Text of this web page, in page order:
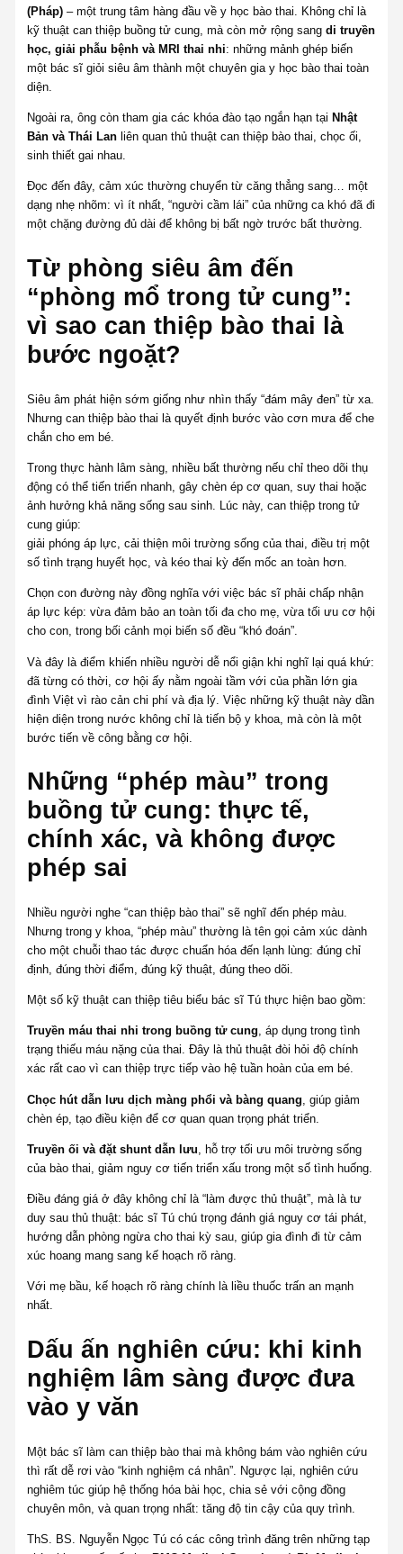
(Pháp) – một trung tâm hàng đầu về y học bào thai. Không chỉ là
kỹ thuật can thiệp buồng tử cung, mà còn mở rộng sangdi truyền
học, giải phẫu bệnh và MRI thai nhi: những mảnh ghép biến
một bác sĩ giỏi siêu âm thành một chuyên gia y học bào thai toàn
diện.
Ngoài ra, ông còn tham gia các khóa đào tạo ngắn hạn tại Nhật
Bản và Thái Lan liên quan thủ thuật can thiệp bào thai, chọc ối,
sinh thiết gai nhau.
Đọc đến đây, cảm xúc thường chuyển từ căng thẳng sang… một
dạng nhẹ nhõm: vì ít nhất, “người cầm lái” của những ca khó đã đi
một chặng đường đủ dài để không bị bất ngờ trước bất thường.
Từ phòng siêu âm đến
“phòng mổ trong tử cung”:
vì sao can thiệp bào thai là
bước ngoặt?
Siêu âm phát hiện sớm giống như nhìn thấy “đám mây đen” từ xa.
Nhưng can thiệp bào thai là quyết định bước vào cơn mưa để che
chắn cho em bé.
Trong thực hành lâm sàng, nhiều bất thường nếu chỉ theo dõi thụ
động có thể tiến triển nhanh, gây chèn ép cơ quan, suy thai hoặc
ảnh hưởng khả năng sống sau sinh. Lúc này, can thiệp trong tử
cung giúp:
giải phóng áp lực, cải thiện môi trường sống của thai, điều trị một
số tình trạng huyết học, và kéo thai kỳ đến mốc an toàn hơn.
Chọn con đường này đồng nghĩa với việc bác sĩ phải chấp nhận
áp lực kép: vừa đảm bảo an toàn tối đa cho mẹ, vừa tối ưu cơ hội
cho con, trong bối cảnh mọi biến số đều “khó đoán”.
Và đây là điểm khiến nhiều người dễ nổi giận khi nghĩ lại quá khứ:
đã từng có thời, cơ hội ấy nằm ngoài tầm với của phần lớn gia
đình Việt vì rào cản chi phí và địa lý. Việc những kỹ thuật này dần
hiện diện trong nước không chỉ là tiến bộ y khoa, mà còn là một
bước tiến về công bằng cơ hội.
Những “phép màu” trong
buồng tử cung: thực tế,
chính xác, và không được
phép sai
Nhiều người nghe “can thiệp bào thai” sẽ nghĩ đến phép màu.
Nhưng trong y khoa, “phép màu” thường là tên gọi cảm xúc dành
cho một chuỗi thao tác được chuẩn hóa đến lạnh lùng: đúng chỉ
định, đúng thời điểm, đúng kỹ thuật, đúng theo dõi.
Một số kỹ thuật can thiệp tiêu biểu bác sĩ Tú thực hiện bao gồm:
Truyền máu thai nhi trong buồng tử cung, áp dụng trong tình
trạng thiếu máu nặng của thai. Đây là thủ thuật đòi hỏi độ chính
xác rất cao vì can thiệp trực tiếp vào hệ tuần hoàn của em bé.
Chọc hút dẫn lưu dịch màng phổi và bàng quang , giúp giảm
chèn ép, tạo điều kiện để cơ quan quan trọng phát triển.
Truyền ối và đặt shunt dẫn lưu , hỗ trợ tối ưu môi trường sống
của bào thai, giảm nguy cơ tiến triển xấu trong một số tình huống.
Điều đáng giá ở đây không chỉ là “làm được thủ thuật”, mà là tư
duy sau thủ thuật: bác sĩ Tú chú trọng đánh giá nguy cơ tái phát,
hướng dẫn phòng ngừa cho thai kỳ sau, giúp gia đình đi từ cảm
xúc hoang mang sang kế hoạch rõ ràng.
Với mẹ bầu, kế hoạch rõ ràng chính là liều thuốc trấn an mạnh
nhất.
Dấu ấn nghiên cứu: khi kinh
nghiệm lâm sàng được đưa
vào y văn
Một bác sĩ làm can thiệp bào thai mà không bám vào nghiên cứu
thì rất dễ rơi vào “kinh nghiệm cá nhân”. Ngược lại, nghiên cứu
nghiêm túc giúp hệ thống hóa bài học, chia sẻ với cộng đồng
chuyên môn, và quan trọng nhất: tăng độ tin cậy của quy trình.
ThS. BS. Nguyễn Ngọc Tú có các công trình đăng trên những tạp